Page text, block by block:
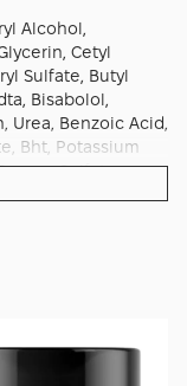
Alcohol,
Cetyl
Sulfate, Butyl
Bisabolol,
Urea, Benzoic Acid,
Bht, Potassium
Sulfate,
Potassium